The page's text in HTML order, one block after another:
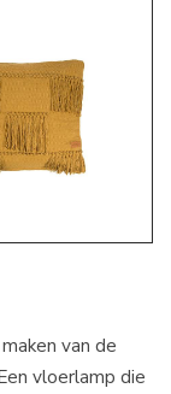
van de
vloerlamp die